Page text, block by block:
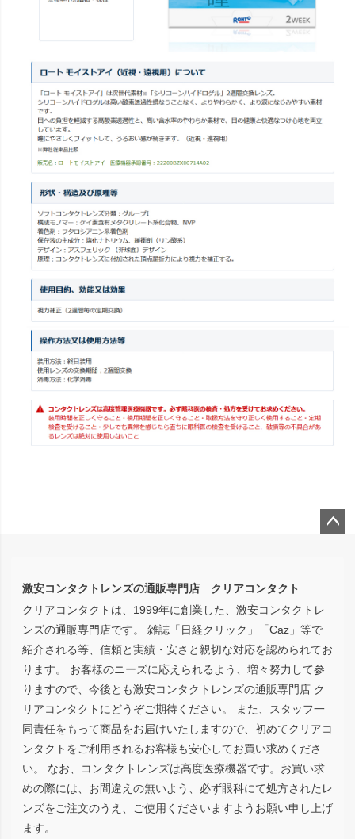
激安コンタクトレンズの通販専門店 クリアコンタクト
クリアコンタクトは、1999年に創業した、激安コンタクトレ
ンズの通販専門店です。 雑誌「日経クリック」「Caz」等で
紹介される等、信頼と実績・安さと親切な対応を認められてお
ります。 お客様のニーズに応えられるよう、増々努力して参
りますので、今後とも激安コンタクトレンズの通販専門店 ク
リアコンタクトにどうぞご期待ください。 また、スタッフ一
同責任をもって商品をお届けいたしますので、初めてクリアコ
ンタクトをご利用されるお客様も安心してお買い求めくださ
い。 なお、コンタクトレンズは高度医療機器です。お買い求
めの際には、お間違えの無いよう、必ず眼科にて処方されたレ
ンズをご注文のうえ、ご使用くださいますようお願い申し上げ
ます。